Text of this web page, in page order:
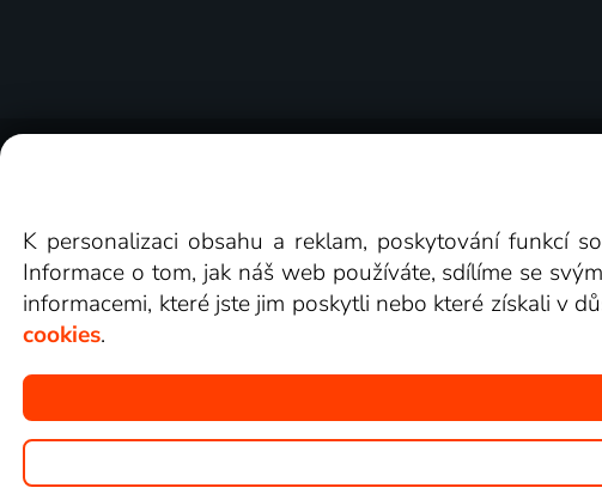
K personalizaci obsahu a reklam, poskytování funkcí
Informace o tom, jak náš web používáte, sdílíme se
informacemi, které jste jim poskytli nebo které získali v
cookies.